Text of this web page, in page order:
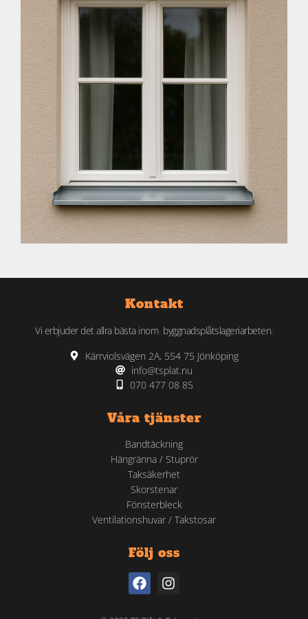
Kontakt
Vi erbjuder det allra bästa inom byggnadsplåtslageriarbeten.
Kärrviolsvägen 2A, 554 75 Jönköping
info@tsplat.nu
070 477 08 85
Våra tjänster
Bandtäckning
Hängränna / Stuprör
Taksäkerhet
Skorstenar
Fönsterbleck
Ventilationshuvar / Takstosar
Följ oss